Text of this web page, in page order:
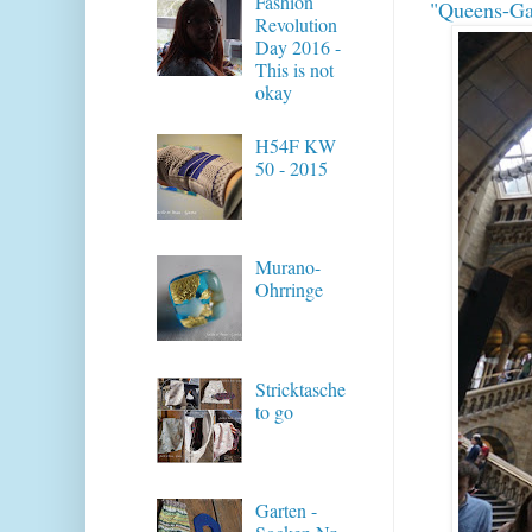
"Queens-
Revolution
Day 2016 -
This is not
okay
H54F KW
50 - 2015
Murano-
Ohrringe
Stricktasche
to go
Garten -